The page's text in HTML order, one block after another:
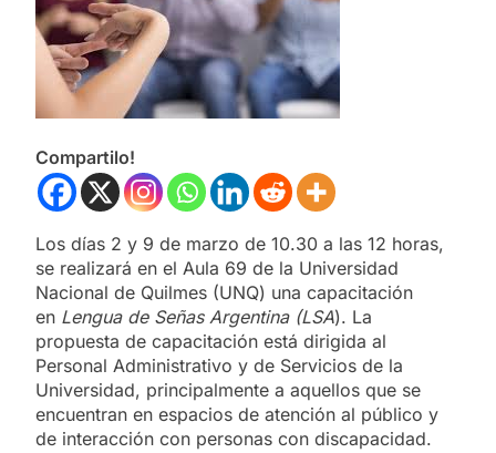
Compartilo!
Los días 2 y 9 de marzo de 10.30 a las 12 horas,
se realizará en el Aula 69 de la Universidad
Nacional de Quilmes (UNQ) una capacitación
en Lengua de Señas Argentina (LSA). La
propuesta de capacitación está dirigida al
Personal Administrativo y de Servicios de la
Universidad, principalmente a aquellos que se
encuentran en espacios de atención al público y
de interacción con personas con discapacidad.